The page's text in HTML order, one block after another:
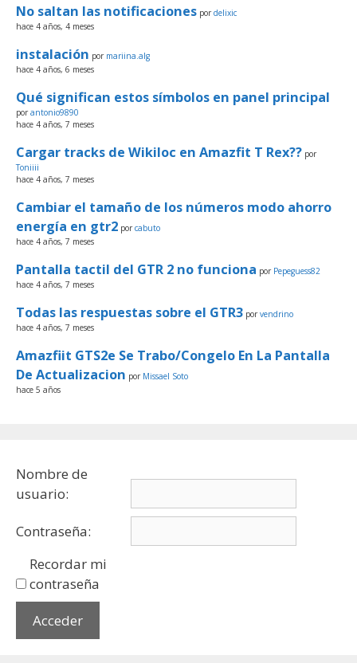
No saltan las notificaciones pordelixic
hace 4 años, 4 meses
instalación por mariina.alg
hace 4 años, 6 meses
Qué significan estos símbolos en panel principal
porantonio9890
hace 4 años, 7 meses
Cargar tracks de Wikiloc en Amazfit T Rex?? por
Toniiii
hace 4 años, 7 meses
Cambiar el tamaño de los números modo ahorro
energía en gtr2 porcabuto
hace 4 años, 7 meses
Pantalla tactil del GTR 2 no funciona por Pepeguess82
hace 4 años, 7 meses
Todas las respuestas sobre el GTR3 porvendrino
hace 4 años, 7 meses
Amazfiit GTS2e Se Trabo/Congelo En La Pantalla
De Actualizacion por Missael Soto
hace 5 años
Nombre de
usuario:
Contraseña:
Recordar mi
contraseña
Acceder